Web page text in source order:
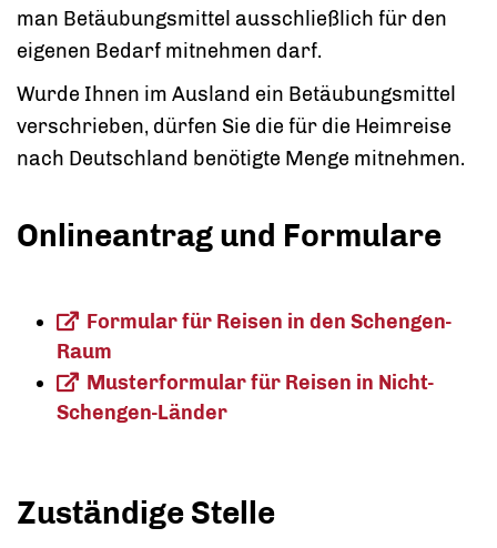
man Betäubungsmittel ausschließlich für den
eigenen Bedarf mitnehmen darf.
Wurde Ihnen im Ausland ein Betäubungsmittel
verschrieben, dürfen Sie die für die Heimreise
nach Deutschland benötigte Menge mitnehmen.
Onlineantrag und Formulare
Formular für Reisen in den Schengen-
Raum
Musterformular für Reisen in Nicht-
Schengen-Länder
Zuständige Stelle